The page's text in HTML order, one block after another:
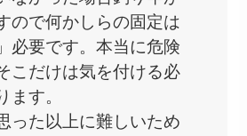
ので何かしらの固定は
必要です。本当に危険
こだけは気を付ける必
ます。
った以上に難しいため